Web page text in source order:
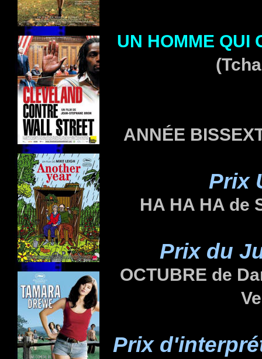
UN HOMME QUI
ANNÉE
Prix
HA HA HA de
Prix du
OCTUBRE de
Prix